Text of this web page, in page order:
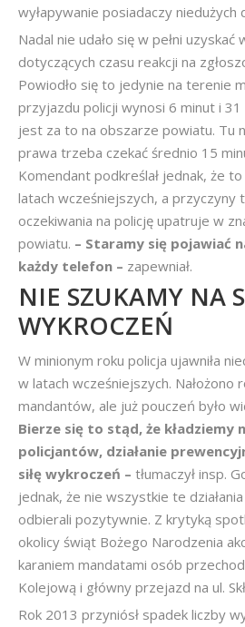
wyłapywanie posiadaczy niedużych
Nadal nie udało się w pełni uzyskać
dotyczących czasu reakcji na
Powiodło się to jedynie na terenie
przyjazdu policji wynosi 6 minut i
jest za to na obszarze powiatu. Tu
prawa trzeba czekać średnio 15
Komendant podkreślał jednak, że
latach wcześniejszych, a przyczyny
oczekiwania na policję upatruje w
powiatu. – Staramy się pojawiać
każdy telefon – zapewniał.
NIE SZUKAMY NA
WYKROCZEŃ
W minionym roku policja ujawniła
w latach wcześniejszych. Nałożono
mandantów, ale już pouczeń było
Bierze się to stąd, że kładziemy
policjantów, działanie
siłę wykroczeń – tłumaczył insp.
jednak, że nie wszystkie te
odbierali pozytywnie. Z krytyką
okolicy świąt Bożego Narodzenia
karaniem mandatami osób
Kolejową i główny przejazd na ul.
Rok 2013 przyniósł spadek liczby